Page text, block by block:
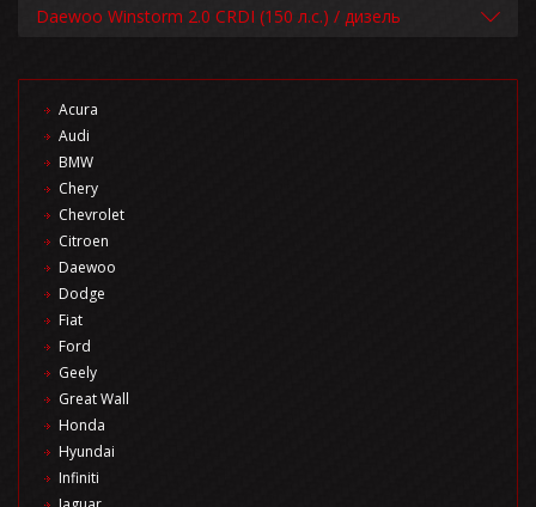
Daewoo Winstorm 2.0 CRDI (150 л.с.) / дизель
Acura
Audi
BMW
Chery
Chevrolet
Citroen
Daewoo
Dodge
Fiat
Ford
Geely
Great Wall
Honda
Hyundai
Infiniti